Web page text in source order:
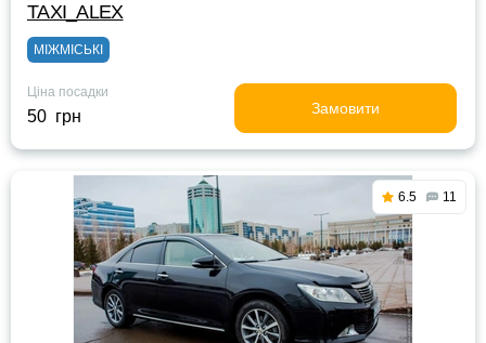
TAXI_ALEX
МІЖМІСЬКІ
Ціна посадки
50 грн Замовити
6.5 11